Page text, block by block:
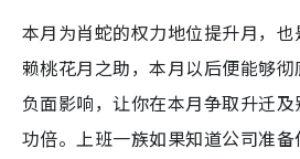
本月为肖蛇的权力地位提升月，
赖桃花月之助，本月以后便能够
负面影响，让你在本月争取升迁
功倍。上班一族如果知道公司准